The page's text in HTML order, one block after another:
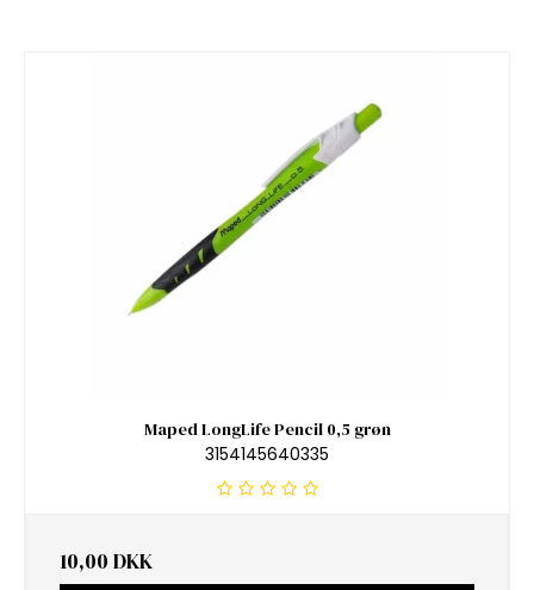
Maped LongLife Pencil 0,5 grøn
3154145640335
10,00 DKK